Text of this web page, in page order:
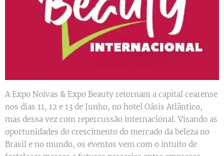
A Expo Noivas & Expo Beauty retornam a capital cearense
nos dias 11, 12 e 13 de Junho, no hotel Oásis Atlântico,
mas dessa vez com repercussão internacional. Visando as
oportunidades do crescimento do mercado da beleza no
Brasil e no mundo, os eventos vem com o intuito de